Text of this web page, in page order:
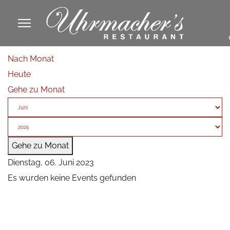
Nach Monat
Heute
Gehe zu Monat
Gehe zu Monat
Dienstag, 06. Juni 2023
Es wurden keine Events gefunden